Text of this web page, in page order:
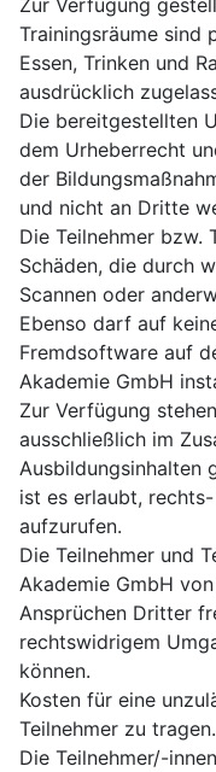
Zur Verfügung
Trainingsräume sind
Essen, Trinken und
ausdrücklich
Die bereitgestellten
dem Urheberrecht
der
und nicht an Dritte
Die Teilnehmer bzw.
Schäden, die durch
Scannen oder
Ebenso darf auf
Fremdsoftware auf
Akademie GmbH
Zur Verfügung
ausschließlich im
Ausbildungsinhalten
ist es erlaubt,
aufzurufen.
Die Teilnehmer und
Akademie GmbH
Ansprüchen Dritter
rechtswidrigem
können.
Kosten für eine
Teilnehmer zu tragen.
Die Teilnehmer/-